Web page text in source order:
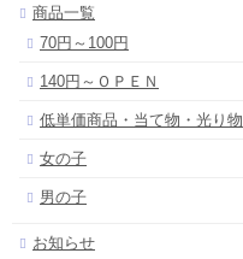
商品一覧
70円～100円
140円～ＯＰＥＮ
低単価商品・当て物・光り物
女の子
男の子
お知らせ